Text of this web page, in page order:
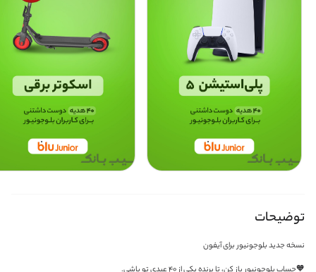
توضیحات
نسخه جدید بلوجونیور برای آیفون